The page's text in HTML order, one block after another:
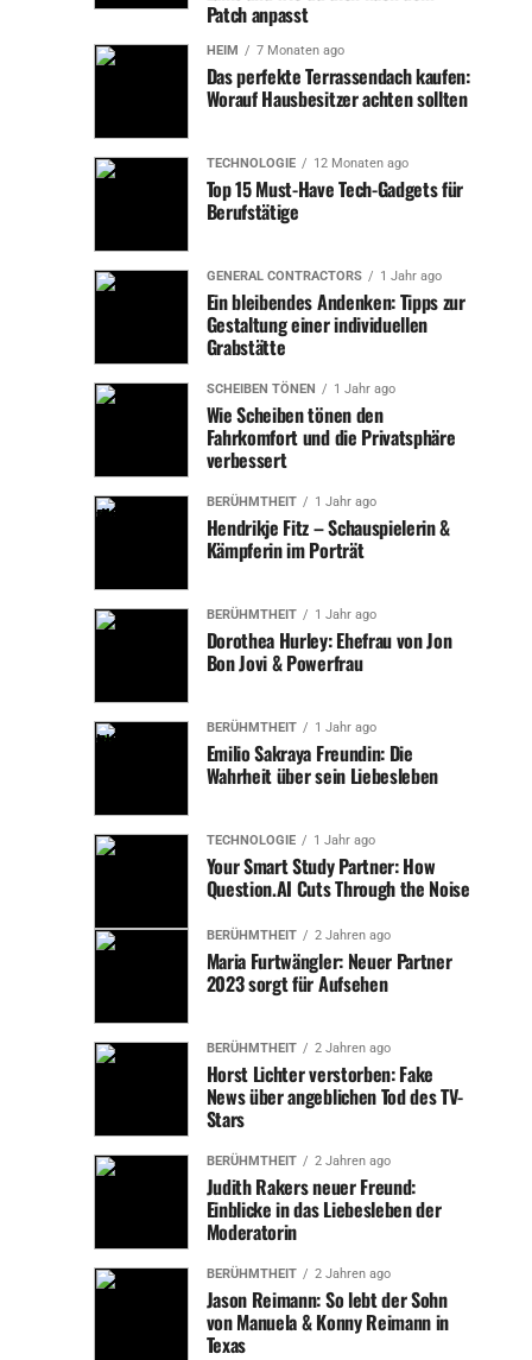
Sonneneinstrahlung auf Netzstrom zurückgreifen.
Off-Grid Solar Balkonanlagen
Off-Grid Systeme sind vollständig autark und nicht mit
dem Stromnetz verbunden. Sie eignen sich besonders für
Standorte, die keinen zuverlässigen Zugang zum
öffentlichen Stromnetz haben, oder für diejenigen, die
eine vollständige Energieunabhängigkeit anstreben. Die
Hauptvorteile sind:
– Unabhängigkeit: Sie sind nicht von der
Stromversorgung abhängig und können daher in
abgelegenen Gebieten oder für mobile Anwendungen
wie beim Camping genutzt werden.
– Keine Stromrechnungen: Da das System vollständig
autark ist, entfallen die monatlichen Stromrechnungen.
Jackery Navi 2000 Balkonkraftwerk: Eine Off-Grid
Das Jackery Navi 2000 Balkonkraftwerk ist eine
ausgezeichnete Wahl für alle, die eine Off-Grid Solar
Technologie und benutzerfreundlichen Konfiguration
bietet es eine zuverlässige und effiziente Energielösung.
– Einfache Installation: Mit ‚0 Bohren, 3 Kabel, 5
Minuten Installation‘ ist das Jackery Navi 2000
Balkonkraftwerk ideal für schnelle und unkomplizierte
Setups. Dies macht es perfekt für Mieter oder Personen,
die schnelle und effiziente Lösungen bevorzugen.
– Vielseitigkeit: Das Gerät ist vielseitig einsetzbar – ob
auf dem Balkon, zu Hause oder sogar draußen. Diese
Flexibilität macht es zu einem idealen Begleiter für
verschiedene Anwendungsszenarien, von zuhause bis
hin zu Outdoor-Abenteuern.
– Langlebige Batterien: Ausgestattet mit LiFePO4-
Batterien, die bis zu 6.000 Zyklen halten, bietet das
Jackery Balkonkraftwerkeine langfristige und nachhaltige
Energiequelle. Mit einer extrem schnellen
Notstromversorgung (EPS≤20ms) und der Fähigkeit zur
Selbstheizung von -20°C bis 55°C, ist es robust und für
alle Wetterbedingungen geeignet.
Patch anpasst
HEIM 7 Monaten ago
Das perfekte Terrassendach kaufen:
Worauf Hausbesitzer achten sollten
TECHNOLOGIE 12 Monaten ago
Top 15 Must-Have Tech-Gadgets für
Berufstätige
GENERAL CONTRACTORS 1 Jahr ago
Ein bleibendes Andenken: Tipps zur
Gestaltung einer individuellen
Grabstätte
SCHEIBEN TÖNEN 1 Jahr ago
Wie Scheiben tönen den
Fahrkomfort und die Privatsphäre
verbessert
BERÜHMTHEIT 1 Jahr ago
Hendrikje Fitz – Schauspielerin &
Kämpferin im Porträt
BERÜHMTHEIT 1 Jahr ago
Dorothea Hurley: Ehefrau von Jon
Bon Jovi & Powerfrau
BERÜHMTHEIT 1 Jahr ago
Emilio Sakraya Freundin: Die
Wahrheit über sein Liebesleben
TECHNOLOGIE 1 Jahr ago
Your Smart Study Partner: How
Question.AI Cuts Through the Noise
BERÜHMTHEIT 2 Jahren ago
Maria Furtwängler: Neuer Partner
2023 sorgt für Aufsehen
BERÜHMTHEIT 2 Jahren ago
Horst Lichter verstorben: Fake
News über angeblichen Tod des TV-
Stars
BERÜHMTHEIT 2 Jahren ago
Judith Rakers neuer Freund:
Einblicke in das Liebesleben der
Moderatorin
BERÜHMTHEIT 2 Jahren ago
Jason Reimann: So lebt der Sohn
von Manuela & Konny Reimann in
Texas